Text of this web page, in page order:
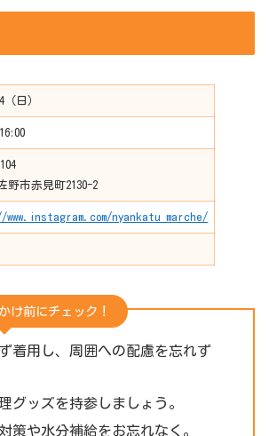
（日）
野市赤見町2130-2
nyankatu_marche/
け前にチェック！
着用し、周囲への配慮を忘れず
グッズを持参しましょう。
策や水分補給をお忘れなく。